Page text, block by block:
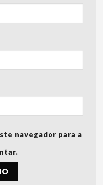
navegador para a